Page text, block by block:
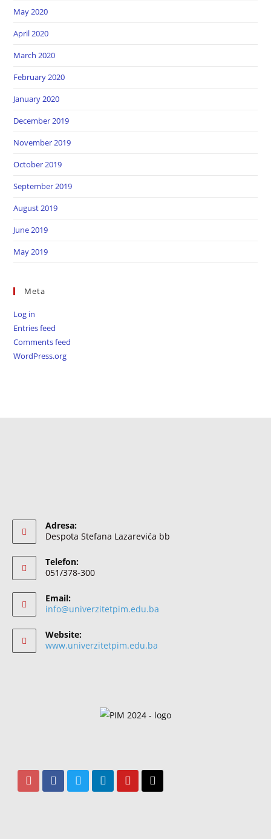
May 2020
April 2020
March 2020
February 2020
January 2020
December 2019
November 2019
October 2019
September 2019
August 2019
June 2019
May 2019
Meta
Log in
Entries feed
Comments feed
WordPress.org
Adresa:
Despota Stefana Lazarevića bb
Telefon:
051/378-300
Email:
info@univerzitetpim.edu.ba
Website:
www.univerzitetpim.edu.ba